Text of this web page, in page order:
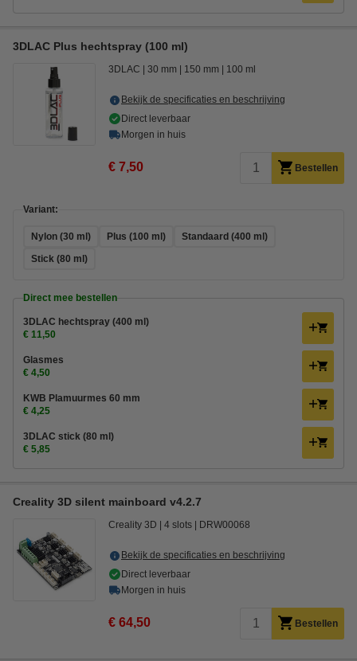
3DLAC Plus hechtspray (100 ml)
3DLAC 30 mm 150 mm 100 ml
Bekijk de specificaties en beschrijving
Direct leverbaar
Morgen in huis
€ 7,50 Bestellen
Variant:
Nylon (30 ml) Plus (100 ml)
Standaard (400 ml)
Stick (80 ml)
Direct mee bestellen
3DLAC hechtspray (400 ml)
€ 11,50
Glasmes
€ 4,50
KWB Plamuurmes 60 mm
€ 4,25
3DLAC stick (80 ml)
€ 5,85
Creality 3D silent mainboard v4.2.7
Creality 3D 4 slots DRW00068
Bekijk de specificaties en beschrijving
Direct leverbaar
Morgen in huis
€ 64,50 Bestellen